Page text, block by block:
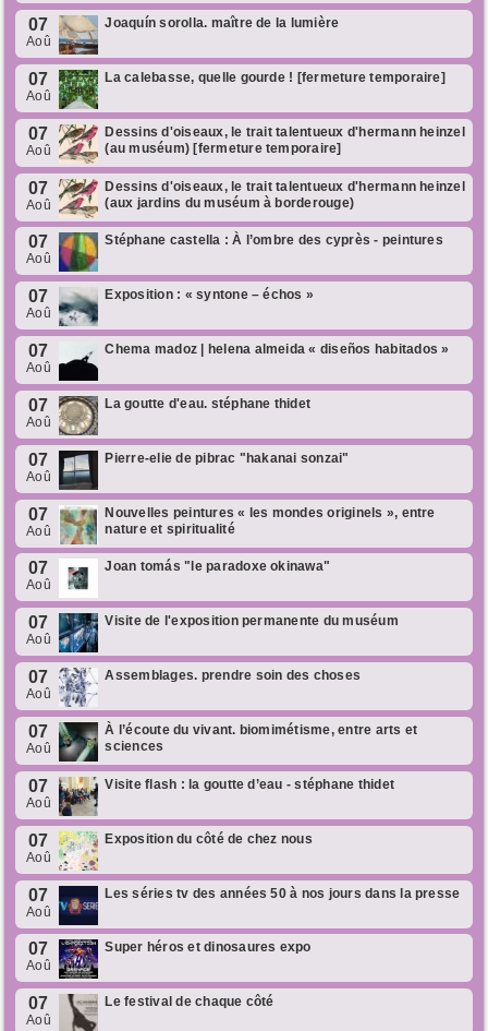
07
Aoû
Joaquín sorolla. maître de la lumière
07
Aoû
La calebasse, quelle gourde ! [fermeture temporaire]
07
Aoû
Dessins d'oiseaux, le trait talentueux d'hermann heinzel
(au muséum) [fermeture temporaire]
07
Aoû
Dessins d'oiseaux, le trait talentueux d'hermann heinzel
(aux jardins du muséum à borderouge)
07
Aoû
Stéphane castella : À l’ombre des cyprès - peintures
07
Aoû
Exposition : « syntone – échos »
07
Aoû
Chema madoz | helena almeida « diseños habitados »
07
Aoû
La goutte d'eau. stéphane thidet
07
Aoû
Pierre-elie de pibrac "hakanai sonzai"
07
Aoû
Nouvelles peintures « les mondes originels », entre
nature et spiritualité
07
Aoû
Joan tomás "le paradoxe okinawa"
07
Aoû
Visite de l'exposition permanente du muséum
07
Aoû
Assemblages. prendre soin des choses
07
Aoû
À l’écoute du vivant. biomimétisme, entre arts et
sciences
07
Aoû
Visite flash : la goutte d’eau - stéphane thidet
07
Aoû
Exposition du côté de chez nous
07
Aoû
Les séries tv des années 50 à nos jours dans la presse
07
Aoû
Super héros et dinosaures expo
07
Aoû
Le festival de chaque côté